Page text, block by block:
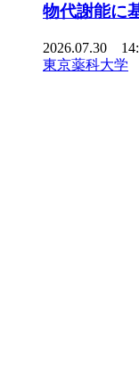
物代謝能に
2026.07.30
東京薬科大学